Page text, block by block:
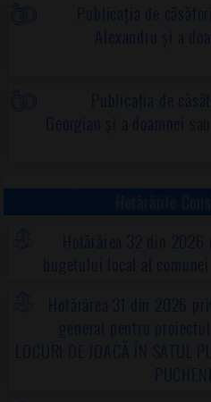
Publicația de
Alexandru și a
Publicația de
Georgian și a doamnei
Hotărârea 32 din 2026
bugetului local al
Hotărârea 31 din 2026
general pentru proiectul
LOCURI DE JOACĂ ÎN SATUL